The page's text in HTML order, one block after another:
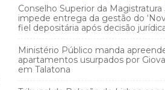
Conselho Superior da Magistratura
impede entrega da gestão do
fiel depositária após decisão
Ministério Público manda
apartamentos usurpados por
em Talatona